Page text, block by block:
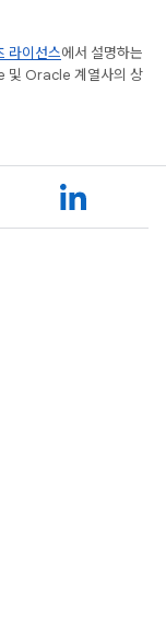
라이선스에서 설명하는
및 Oracle 계열사의 상